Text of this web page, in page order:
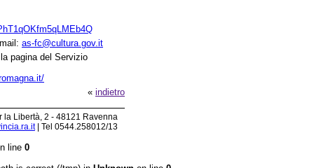
as-fc@cultura.gov.it
pagina del Servizio
« indietro
la Libertà, 2 - 48121 Ravenna
| Tel 0544.258012/13
line 0